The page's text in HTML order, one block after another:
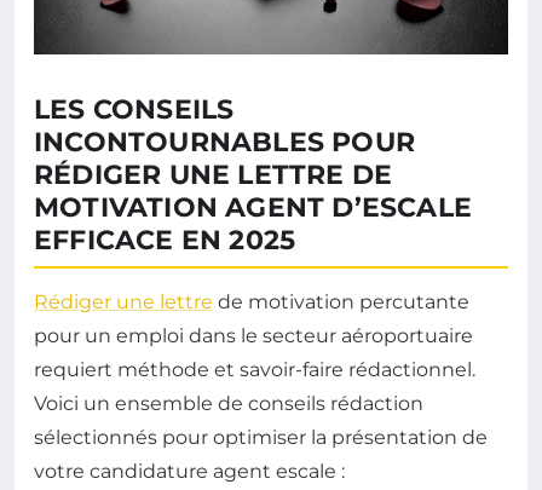
LES CONSEILS
INCONTOURNABLES POUR
RÉDIGER UNE LETTRE DE
MOTIVATION AGENT D’ESCALE
EFFICACE EN 2025
Rédiger une lettre de motivation percutante
pour un emploi dans le secteur aéroportuaire
requiert méthode et savoir-faire rédactionnel.
Voici un ensemble de conseils rédaction
sélectionnés pour optimiser la présentation de
votre candidature agent escale :